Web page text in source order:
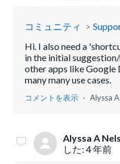
コミュニティ
Hi. I also need a
in the initial
other apps like Google
many many use cases.
コメントを表示 Alyssa
Alyssa A
した:4 年前